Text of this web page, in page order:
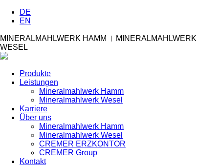
DE
EN
MINERALMAHLWERK HAMM
MINERALMAHLWERK
WESEL
Produkte
Leistungen
Mineralmahlwerk Hamm
Mineralmahlwerk Wesel
Karriere
Über uns
Mineralmahlwerk Hamm
Mineralmahlwerk Wesel
CREMER ERZKONTOR
CREMER Group
Kontakt